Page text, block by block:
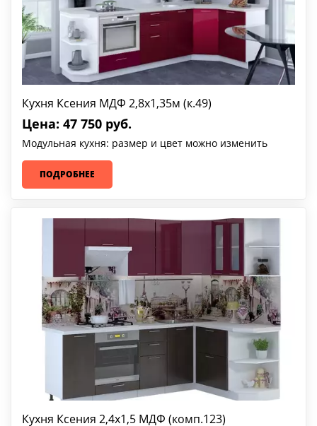
Кухня Ксения МДФ 2,8х1,35м (к.49)
Цена: 47 750 руб.
Модульная кухня: размер и цвет можно изменить
ПОДРОБНЕЕ
Кухня Ксения 2,4х1,5 МДФ (комп.123)